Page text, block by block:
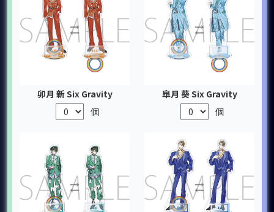
卯月 新 Six Gravity
個
皐月 葵 Six Gravity
個